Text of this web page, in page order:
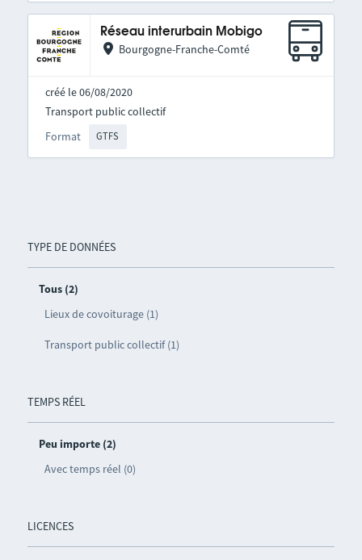
TYPE DE DONNÉES
Tous (2)
Lieux de covoiturage (1)
Transport public collectif (1)
TEMPS RÉEL
Peu importe (2)
Avec temps réel (0)
LICENCES
Réseau interurbain Mobigo
Bourgogne-Franche-Comté
créé le 06/08/2020
Format GTFS
Transport public collectif